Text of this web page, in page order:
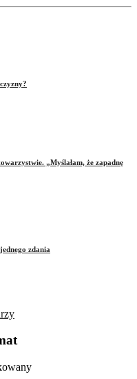
„Myślałam, że zapadnę
zdania